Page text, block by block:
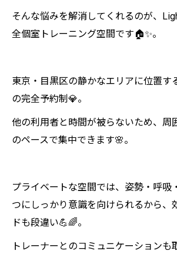
✨
そんな悩みを解消してくれるのが、
全個室トレーニング空間です🏠✨。
東京・目黒区の静かなエリアに位置す
の完全予約制💎。
他の利用者と時間が被らないため、周
のペースで集中できます🌸。
プライベートな空間では、姿勢・呼吸
つにしっかり意識を向けられるから、
ドも段違い💪🌈。
トレーナーとのコミュニケーションも